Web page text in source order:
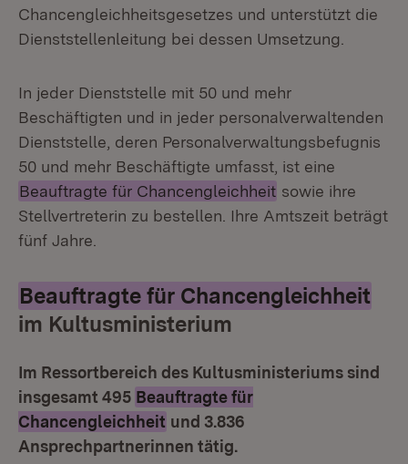
Chancengleichheitsgesetzes und unterstützt die
Dienststellenleitung bei dessen Umsetzung.
In jeder Dienststelle mit 50 und mehr
Beschäftigten und in jeder personalverwaltenden
Dienststelle, deren Personalverwaltungsbefugnis
50 und mehr Beschäftigte umfasst, ist eine
Beauftragte für Chancengleichheit sowie ihre
Stellvertreterin zu bestellen. Ihre Amtszeit beträgt
fünf Jahre.
Beauftragte für Chancengleichheit
im Kultusministerium
Im Ressortbereich des Kultusministeriums sind
insgesamt 495 Beauftragte für
Chancengleichheit und 3.836
Ansprechpartnerinnen tätig.